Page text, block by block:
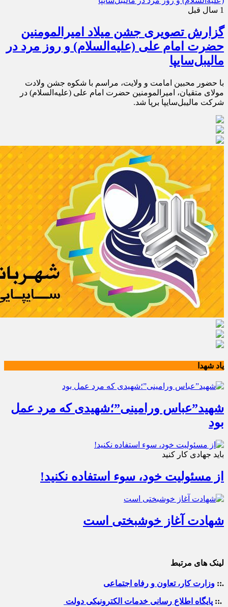
1 سال قبل
گزارش تصویری جشن میلاد امیرالمومنین
حضرت امام علی (علیه‌السلام) و روز مرد در
مالیبل‌سایپا
با حضور محبین امامت و ولایت، مراسم با شکوه جشن ولادت
مولای متقیان، امیرالمومنین حضرت امام علی (علیه‌السلام) در
شركت مالیبل‌سایپا برپا شد.
یاد شهدا
شهید”عباس ورامینی”؛شهیدی که مرد عمل
بود
باید جهادی کار کنید
از مسئولیت خود، سوء استفاده نکنید!
شهادت آغاز خوشبختی است
لینک های مرتبط
.:: وزارت کار، تعاون و رفاه اجتماعی
.:: پایگاه اطلاع رسانی خدمات الکترونیکی دولت